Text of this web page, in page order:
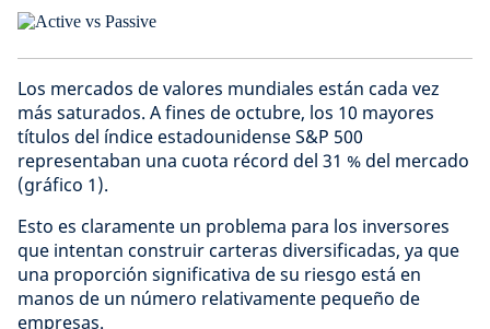
Los mercados de valores mundiales están cada vez
más saturados. A fines de octubre, los 10 mayores
títulos del índice estadounidense S&P 500
representaban una cuota récord del 31 % del mercado
(gráfico 1).
Esto es claramente un problema para los inversores
que intentan construir carteras diversificadas, ya que
una proporción significativa de su riesgo está en
manos de un número relativamente pequeño de
empresas.